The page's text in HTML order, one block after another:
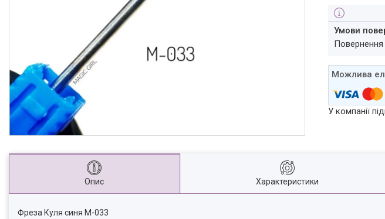
У компанії
Опис Характеристики
Фреза Куля синя М-033